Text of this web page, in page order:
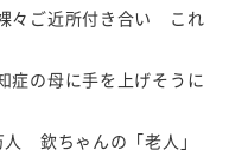
々ご近所付き合い これ
症の母に手を上げそうに
欽ちゃんの「老人」